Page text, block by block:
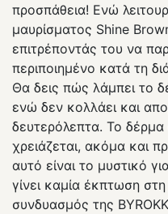
προσπάθεια! Ενώ
μαυρίσματος Shine
επιτρέποντάς του να
περιποιημένο κατά τη
Θα δεις πώς λάμπει το
ενώ δεν κολλάει και
δευτερόλεπτα. Το δέρμα
χρειάζεται, ακόμα και
αυτό είναι το μυστικό
γίνει καμία έκπτωση
συνδυασμός της